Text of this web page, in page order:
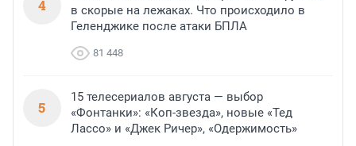
4
в скорые на лежаках. Что происходило в
Геленджике после атаки БПЛА
81 448
5
15 телесериалов августа — выбор
«Фонтанки»: «Коп-звезда», новые «Тед
Лассо» и «Джек Ричер», «Одержимость»